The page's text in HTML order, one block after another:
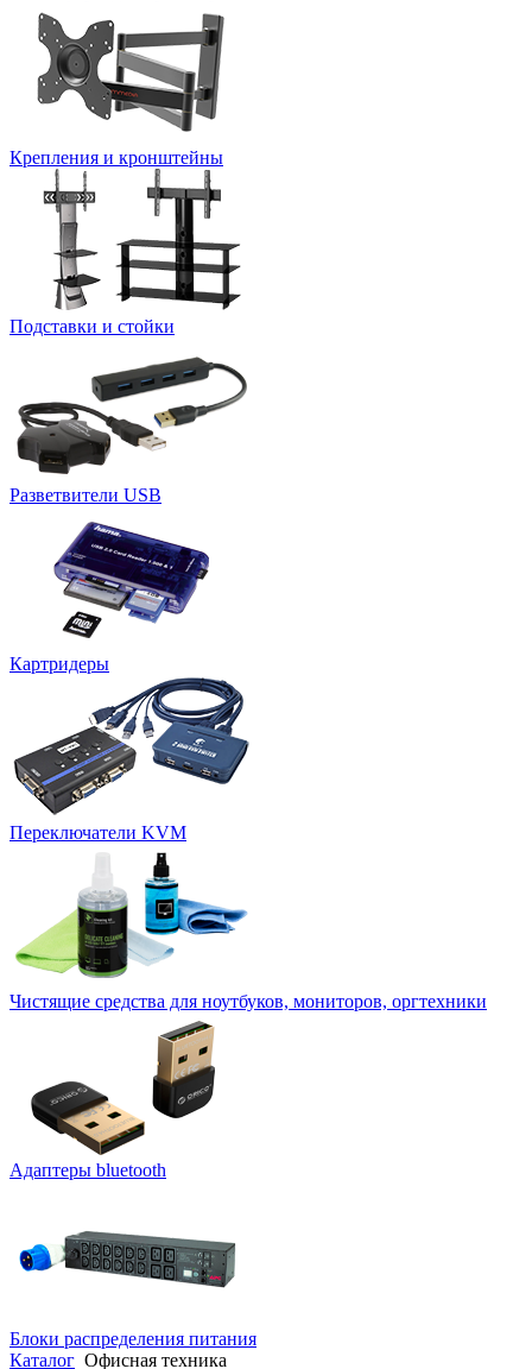
Крепления и кронштейны
Подставки и стойки
Разветвители USB
Картридеры
Переключатели KVM
Чистящие средства для ноутбуков, мониторов, оргтехники
Адаптеры bluetooth
Блоки распределения питания
Каталог Офисная техника